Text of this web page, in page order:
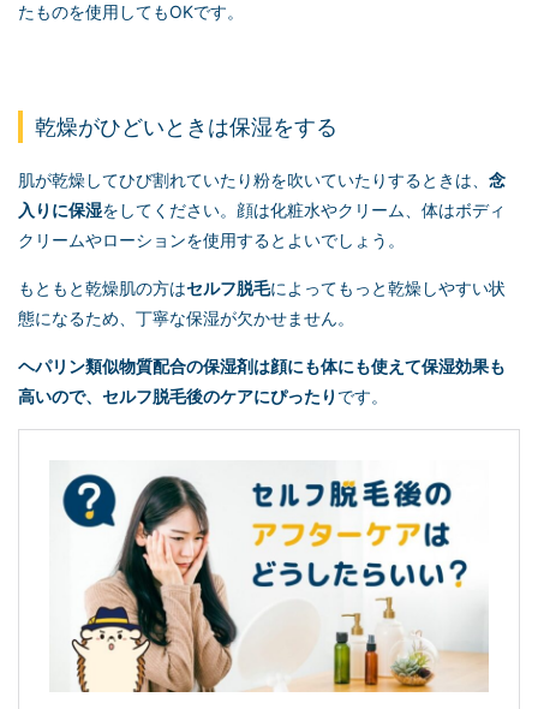
たものを使用してもOKです。
乾燥がひどいときは保湿をする
肌が乾燥してひび割れていたり粉を吹いていたりするときは、 念
入りに保湿をしてください。顔は化粧水やクリーム、体はボディ
クリームやローションを使用するとよいでしょう。
もともと乾燥肌の方はセルフ脱毛によってもっと乾燥しやすい状
態になるため、丁寧な保湿が欠かせません。
ヘパリン類似物質配合の保湿剤は顔にも体にも使えて保湿効果も
高いので、 セルフ脱毛後のケアにぴったり です。